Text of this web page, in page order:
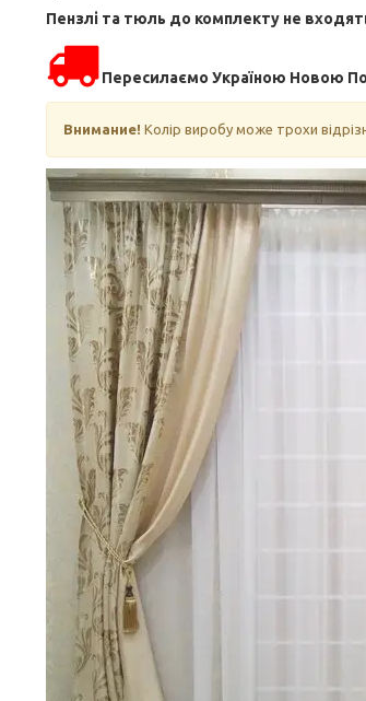
Пензлі та тюль до комплекту не
Пересилаємо Україною Новою
Внимание! Колір виробу може трохи